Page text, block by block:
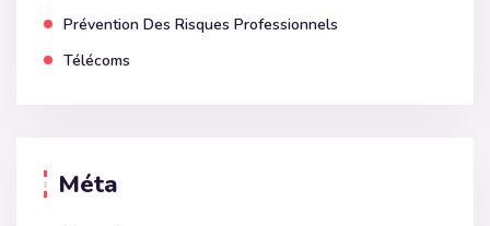
Prévention Des Risques Professionnels
Télécoms
Méta